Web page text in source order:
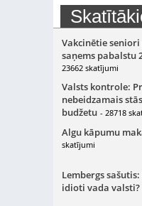
Vakcinētie seniori
saņems pabalstu
23662 skatījumi
Valsts kontrole:
nebeidzamais
budžetu - 28718
Algu kāpumu
skatījumi
Lembergs
idioti vada valsti?